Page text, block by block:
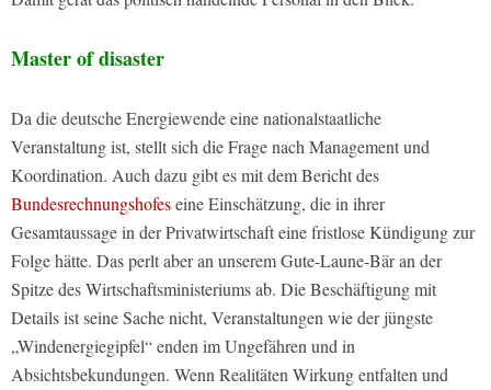
Master of disaster
Da die deutsche Energiewende eine nationalstaatliche
Veranstaltung ist, stellt sich die Frage nach Management und
Koordination. Auch dazu gibt es mit dem Bericht des
Bundesrechnungshofeseine Einschätzung, die in ihrer
Gesamtaussage in der Privatwirtschaft eine fristlose Kündigung zur
Folge hätte. Das perlt aber an unserem Gute-Laune-Bär an der
Spitze des Wirtschaftsministeriums ab. Die Beschäftigung mit
Details ist seine Sache nicht, Veranstaltungen wie der jüngste
„Windenergiegipfel“ enden im Ungefähren und in
Absichtsbekundungen. Wenn Realitäten Wirkung entfalten und